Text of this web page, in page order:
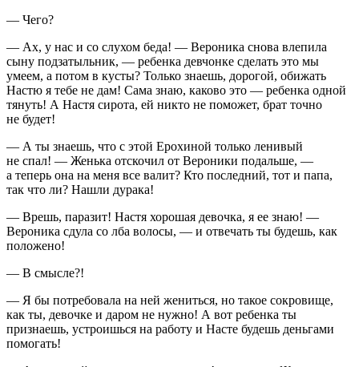
— Чего?
— Ах, у нас и со слухом беда! — Вероника снова влепила
сыну подзатыльник, — ребенка девчонке сделать это мы
умеем, а потом в кусты? Только знаешь, дорогой, обижать
Настю я тебе не дам! Сама знаю, каково это — ребенка одной
тянуть! А Настя сирота, ей никто не поможет, брат точно
не будет!
— А ты знаешь, что с этой Ерохиной только ленивый
не спал! — Женька отскочил от Вероники подальше, —
а теперь она на меня все валит? Кто последний, тот и папа,
так что ли? Нашли дурака!
— Врешь, паразит! Настя хорошая девочка, я ее знаю! —
Вероника сдула со лба волосы, — и отвечать ты будешь, как
положено!
— В смысле?!
— Я бы потребовала на ней жениться, но такое сокровище,
как ты, девочке и даром не нужно! А вот ребенка ты
признаешь, устроишься на работу и Насте будешь деньгами
помогать!